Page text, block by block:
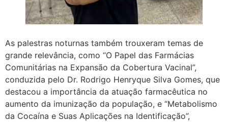
As palestras noturnas também trouxeram temas de
grande relevância, como “O Papel das Farmácias
Comunitárias na Expansão da Cobertura Vacinal”,
conduzida pelo Dr. Rodrigo Henryque Silva Gomes, que
destacou a importância da atuação farmacêutica no
aumento da imunização da população, e “Metabolismo
da Cocaína e Suas Aplicações na Identificação”,